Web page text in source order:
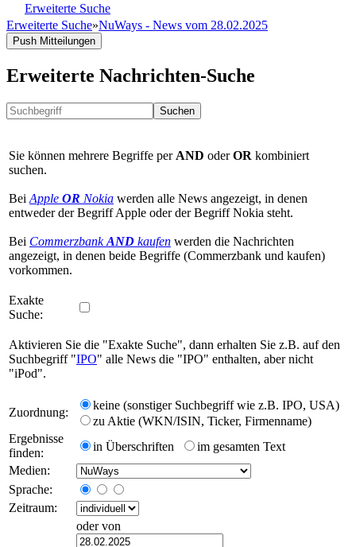
Erweiterte Suche
Erweiterte Suche»NuWays - News vom 28.02.2025
Push Mitteilungen
Erweiterte Nachrichten-Suche
Suchen
Sie können mehrere Begriffe per AND oderOR kombiniert
suchen.
Bei Apple OR Nokia werden alle News angezeigt, in denen
entweder der Begriff Apple oder der Begriff Nokia steht.
Bei CommerzbankAND kaufen werden die Nachrichten
angezeigt, in denen beide Begriffe (Commerzbank und kaufen)
vorkommen.
Exakte
Suche:
Aktivieren Sie die "Exakte Suche", dann erhalten Sie z.B. auf den
Suchbegriff "IPO" alle News die "IPO" enthalten, aber nicht
"iPod".
Zuordnung:
keine (sonstiger Suchbegriff wie z.B. IPO, USA)
zu Aktie (WKN/ISIN, Ticker, Firmenname)
Ergebnisse
finden:
in Überschriften
im gesamten Text
Medien:
Sprache:
Zeitraum:
oder von